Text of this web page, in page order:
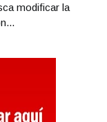
modificar la